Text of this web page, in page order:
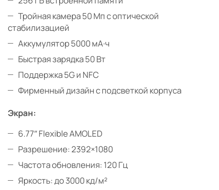
Тройная камера 50 Мп с оптической
стабилизацией
Аккумулятор 5000 мА·ч
Быстрая зарядка 50 Вт
Поддержка 5G и NFC
Фирменный дизайн с подсветкой корпуса
Экран:
6.77″ Flexible AMOLED
Разрешение: 2392×1080
Частота обновления: 120 Гц
Яркость: до 3000 кд/м²